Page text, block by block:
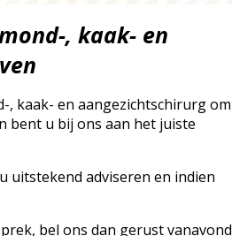
, kaak- en
kaak- en aangezichtschirurg om
bent u bij ons aan het juiste
uitstekend adviseren en indien
bel ons dan gerust vanavond